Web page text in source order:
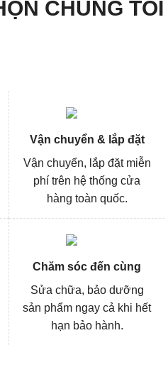
CHÚNG TÔI
Vận chuyển & lắp đặt
Vận chuyển, lắp đặt miễn
phí trên hệ thống cửa
hàng toàn quốc.
Chăm sóc đến cùng
Sửa chữa, bảo dưỡng
sản phẩm ngay cả khi hết
hạn bảo hành.